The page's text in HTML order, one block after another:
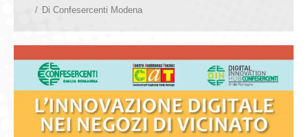
Di Confesercenti Modena